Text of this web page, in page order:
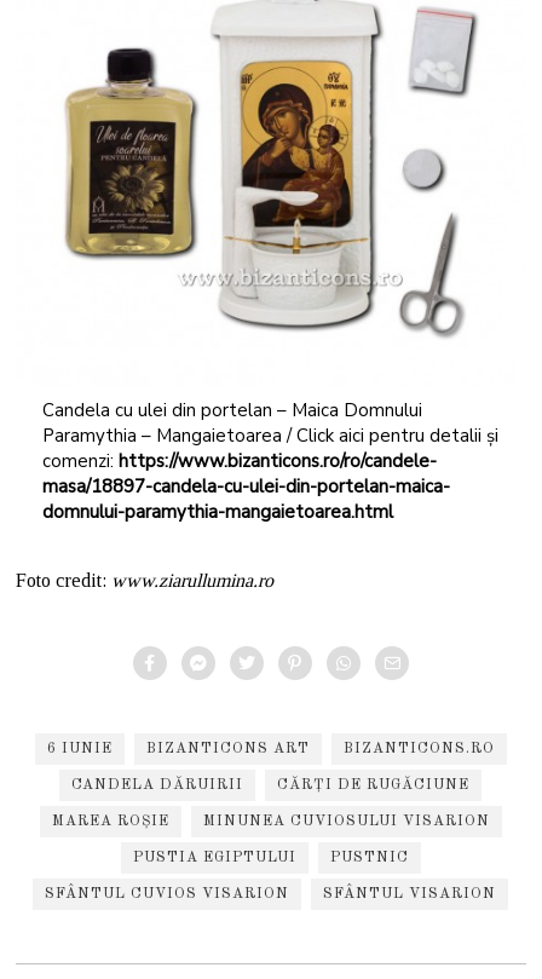
Candela cu ulei din portelan – Maica Domnului
Paramythia – Mangaietoarea / Click aici pentru detalii și
comenzi: https://www.bizanticons.ro/ro/candele-
masa/18897-candela-cu-ulei-din-portelan-maica-
domnului-paramythia-mangaietoarea.html
Foto credit: www.ziarullumina.ro
6 IUNIE BIZANTICONS ART BIZANTICONS.RO
CANDELA DĂRUIRII CĂRȚI DE RUGĂCIUNE
MAREA ROȘIE MINUNEA CUVIOSULUI VISARION
PUSTIA EGIPTULUI PUSTNIC
SFÂNTUL CUVIOS VISARION SFÂNTUL VISARION